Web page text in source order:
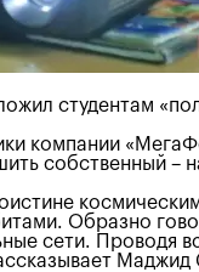
студентам
компании
собственный –
Образно
сети. Проводя